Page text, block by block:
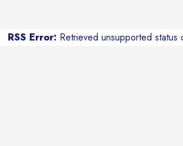
RSS Error: Retrieved unsupported